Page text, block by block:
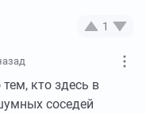
1
кто здесь в
соседей